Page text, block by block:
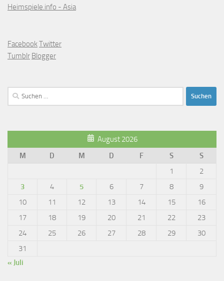
Heimspiele.info - Asia
FacebookTwitter
Tumblr Blogger
Suchen
nach:
August 2026
M
D M D F S
S
1
2
3
4 5 6 7 8
9
10
11 12 13 14 15
16
17
18 19 20 21 22
23
24
25 26 27 28 29
30
31
« Juli